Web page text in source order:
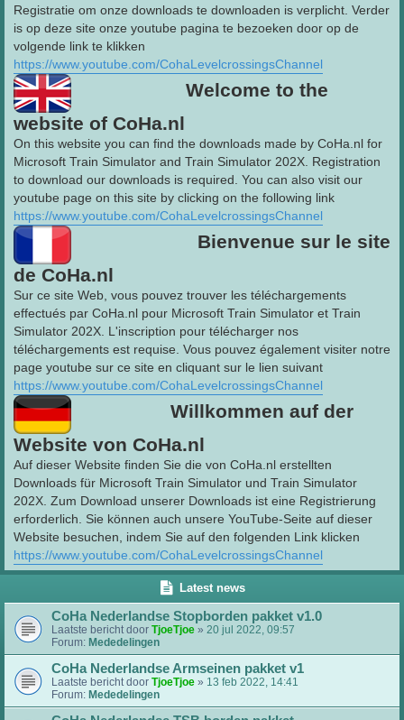
Registratie om onze downloads te downloaden is verplicht. Verder
is op deze site onze youtube pagina te bezoeken door op de
volgende link te klikken
https://www.youtube.com/CohaLevelcrossingsChannel
Welcome to the
website of CoHa.nl
On this website you can find the downloads made by CoHa.nl for
Microsoft Train Simulator and Train Simulator 202X. Registration
to download our downloads is required. You can also visit our
youtube page on this site by clicking on the following link
https://www.youtube.com/CohaLevelcrossingsChannel
Bienvenue sur le site
de CoHa.nl
Sur ce site Web, vous pouvez trouver les téléchargements
effectués par CoHa.nl pour Microsoft Train Simulator et Train
Simulator 202X. L'inscription pour télécharger nos
téléchargements est requise. Vous pouvez également visiter notre
page youtube sur ce site en cliquant sur le lien suivant
https://www.youtube.com/CohaLevelcrossingsChannel
Willkommen auf der
Website von CoHa.nl
Auf dieser Website finden Sie die von CoHa.nl erstellten
Downloads für Microsoft Train Simulator und Train Simulator
202X. Zum Download unserer Downloads ist eine Registrierung
erforderlich. Sie können auch unsere YouTube-Seite auf dieser
Website besuchen, indem Sie auf den folgenden Link klicken
https://www.youtube.com/CohaLevelcrossingsChannel
Latest news
CoHa Nederlandse Stopborden pakket v1.0
Laatste bericht door TjoeTjoe » 20 jul 2022, 09:57
Forum: Mededelingen
CoHa Nederlandse Armseinen pakket v1
Laatste bericht door TjoeTjoe » 13 feb 2022, 14:41
Forum: Mededelingen